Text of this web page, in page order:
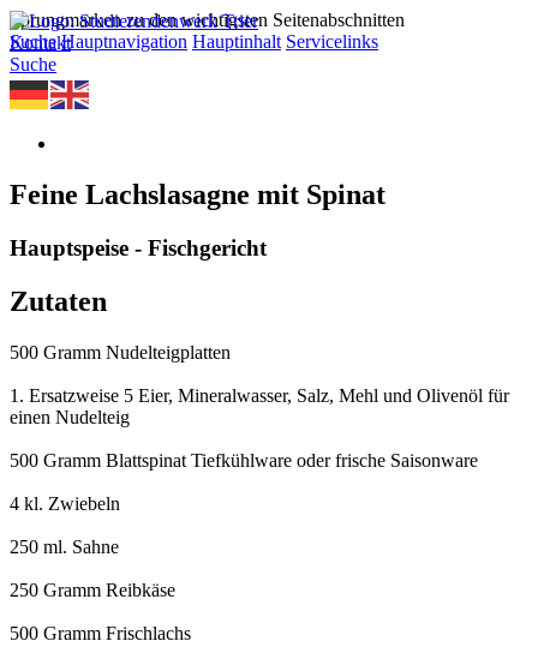
Sprungmarken zu den wichtigsten Seitenabschnitten
Suche Hauptnavigation Hauptinhalt Servicelinks
Kontakt
Suche
Feine Lachslasagne mit Spinat
Hauptspeise - Fischgericht
Zutaten
500 Gramm Nudelteigplatten
1. Ersatzweise 5 Eier, Mineralwasser, Salz, Mehl und Olivenöl für
einen Nudelteig
500 Gramm Blattspinat Tiefkühlware oder frische Saisonware
4 kl. Zwiebeln
250 ml. Sahne
250 Gramm Reibkäse
500 Gramm Frischlachs